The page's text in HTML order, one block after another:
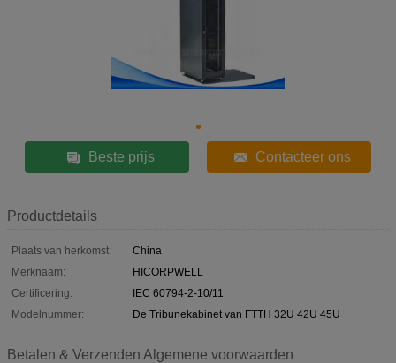
Beste prijs Contacteer ons
Productdetails
Plaats van herkomst:
China
Merknaam:
HICORPWELL
Certificering:
IEC 60794-2-10/11
Modelnummer:
De Tribunekabinet van FTTH 32U 42U 45U
Betalen & Verzenden Algemene voorwaarden